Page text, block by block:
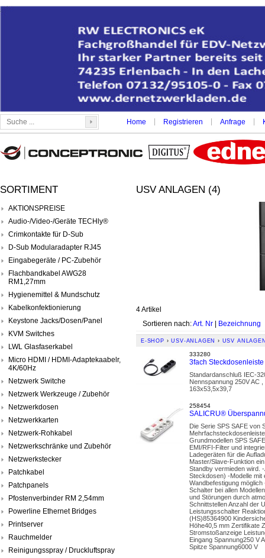
Home Registrieren Anfrage
SORTIMENT
AKTIONSPREISE
Audio-/Video-/Geräte TECHly®
Crimkontakte für D-Sub
D-Sub Modularadapter RJ45
Eingabegeräte / PC-Zubehör
Flachbandkabel AWG28
RM1,27mm
Hygienemittel & Mundschutz
Kabelkonfektionierung
Keystone Jacks/Dosen/Panel
KVM Switches
LWL Glasfaserkabel
Micro HDMI / HDMI-Adaptekaabelr,
4K/60Hz
Netzwerk Switche
Netzwerk Werkzeuge / Zubehör
Netzwerkdosen
Netzwerkkarten
Netzwerk-Rohkabel
Netzwerkschränke und Zubehör
Netzwerkstecker
Patchkabel
Patchpanels
Pfostenverbinder RM 2,54mm
Powerline Ethernet Bridges
Printserver
Rauchmelder
Reinigungsspray / Druckluftspray
USV ANLAGEN (4)
4 Artikel
Sortieren nach:Art. Nr | Bezeichnung
E-SHOP › USV-ANLAGEN › USV
333280
3fach
Standardanschluß IEC-
Nennspannung 250V AC
163x53,5x39,7
258454
SALICRU®
Die Serie SPS SAFE von
Grundmodellen SPS
EMI/RFI-Filter und
Ladegeräten für die
Master/Slave-Funktion
Standby vermieden wird.
Steckdosen) -Modelle mit
Wandbefestigung
Schalter bei allen
und Störungen durch
Schnittstellen Anzahl der
Leistungsschalter
(HS)85364900
Höhe40,5 mm Zertifikate
Stromstoßanzeige
Eingang Spannung250 V
Spitze Spannung6000 V